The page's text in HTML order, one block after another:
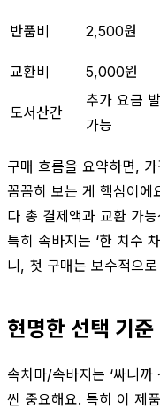
반품비 2,500원
교환비
5,000원
도서산간
추가 요금
가능
구매 흐름을 요약하면,
꼼꼼히 보는 게 핵심이에
다 총 결제액과 교환 가
특히 속바지는 ‘한 치수
니, 첫 구매는 보수적으
현명한 선택 기준
속치마/속바지는 ‘싸니까
씬 중요해요. 특히 이 제